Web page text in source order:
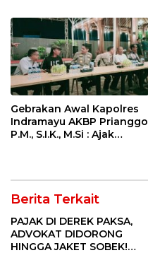
Gebrakan Awal Kapolres
Indramayu AKBP Prianggo
P.M., S.I.K., M.Si : Ajak
Berita Terkait
PAJAK DI DEREK PAKSA,
ADVOKAT DIDORONG
HINGGA JAKET SOBEK!